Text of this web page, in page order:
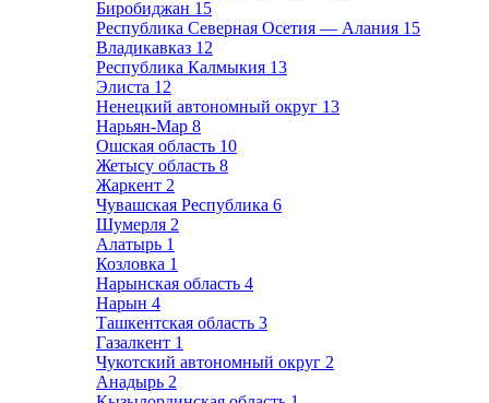
Биробиджан 15
Республика Северная Осетия — Алания 15
Владикавказ 12
Республика Калмыкия 13
Элиста 12
Ненецкий автономный округ 13
Нарьян-Мар 8
Ошская область 10
Жетысу область 8
Жаркент 2
Чувашская Республика 6
Шумерля 2
Алатырь 1
Козловка 1
Нарынская область 4
Нарын 4
Ташкентская область 3
Газалкент 1
Чукотский автономный округ 2
Анадырь 2